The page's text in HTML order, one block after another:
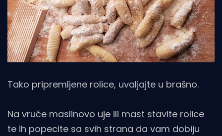
Tako pripremljene rolice, uvaljajte u brašno.
Na vruće maslinovo uje ili mast stavite rolice
te ih popecite sa svih strana da vam dobiju